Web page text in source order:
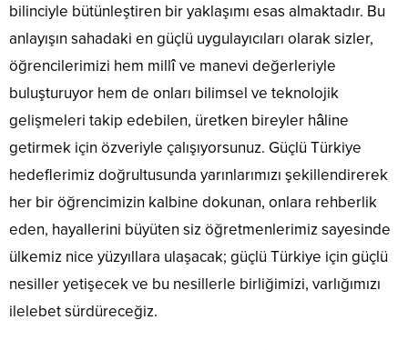
bilinciyle bütünleştiren bir yaklaşımı esas almaktadır. Bu
anlayışın sahadaki en güçlü uygulayıcıları olarak sizler,
öğrencilerimizi hem millî ve manevi değerleriyle
buluşturuyor hem de onları bilimsel ve teknolojik
gelişmeleri takip edebilen, üretken bireyler hâline
getirmek için özveriyle çalışıyorsunuz. Güçlü Türkiye
hedeflerimiz doğrultusunda yarınlarımızı şekillendirerek
her bir öğrencimizin kalbine dokunan, onlara rehberlik
eden, hayallerini büyüten siz öğretmenlerimiz sayesinde
ülkemiz nice yüzyıllara ulaşacak; güçlü Türkiye için güçlü
nesiller yetişecek ve bu nesillerle birliğimizi, varlığımızı
ilelebet sürdüreceğiz.